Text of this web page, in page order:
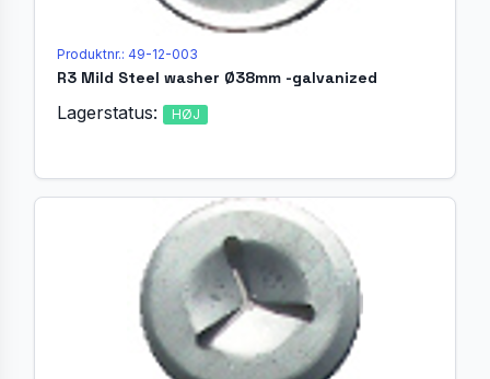
Produktnr.: 49-12-003
R3 Mild Steel washer Ø38mm -galvanized
Lagerstatus: HØJ